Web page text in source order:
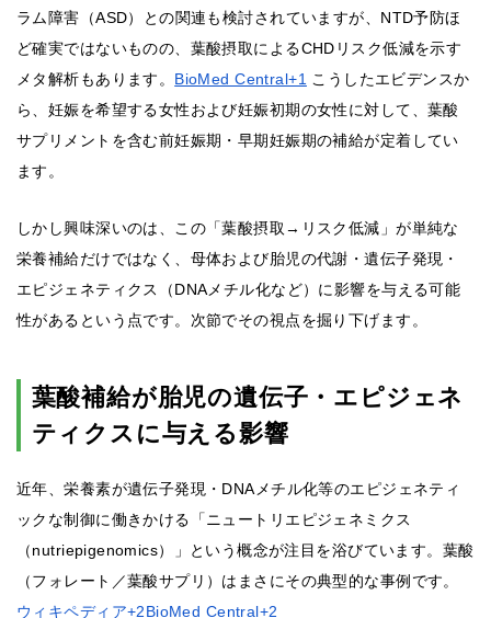
ラム障害（ASD）との関連も検討されていますが、NTD予防ほ
ど確実ではないものの、葉酸摂取によるCHDリスク低減を示す
メタ解析もあります。 BioMed Central+1こうしたエビデンスか
ら、妊娠を希望する女性および妊娠初期の女性に対して、葉酸
サプリメントを含む前妊娠期・早期妊娠期の補給が定着してい
ます。
しかし興味深いのは、この「葉酸摂取→リスク低減」が単純な
栄養補給だけではなく、母体および胎児の代謝・遺伝子発現・
エピジェネティクス（DNAメチル化など）に影響を与える可能
性があるという点です。次節でその視点を掘り下げます。
葉酸補給が胎児の遺伝子・エピジェネ
ティクスに与える影響
近年、栄養素が遺伝子発現・DNAメチル化等のエピジェネティ
ックな制御に働きかける「ニュートリエピジェネミクス
（nutriepigenomics）」という概念が注目を浴びています。葉酸
（フォレート／葉酸サプリ）はまさにその典型的な事例です。
ウィキペディア+2BioMed Central+2